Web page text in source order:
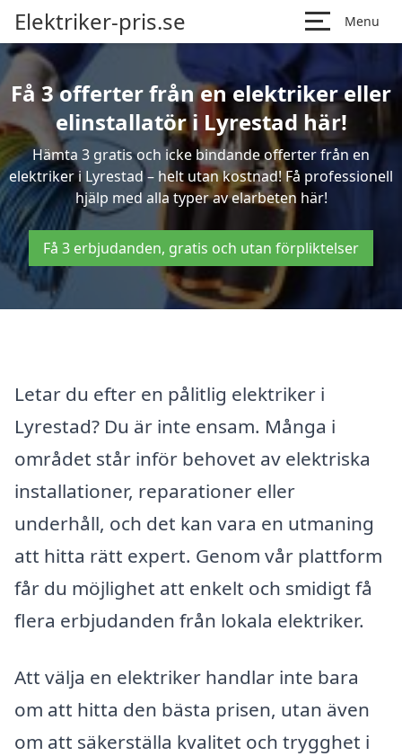
Elektriker-pris.se Menu
Få 3 offerter från en elektriker eller
elinstallatör i Lyrestad här!
Hämta 3 gratis och icke bindande offerter från en
elektriker i Lyrestad – helt utan kostnad! Få professionell
hjälp med alla typer av elarbeten här!
Få 3 erbjudanden, gratis och utan förpliktelser
Letar du efter en pålitlig elektriker i
Lyrestad? Du är inte ensam. Många i
området står inför behovet av elektriska
installationer, reparationer eller
underhåll, och det kan vara en utmaning
att hitta rätt expert. Genom vår plattform
får du möjlighet att enkelt och smidigt få
flera erbjudanden från lokala elektriker.
Att välja en elektriker handlar inte bara
om att hitta den bästa prisen, utan även
om att säkerställa kvalitet och trygghet i